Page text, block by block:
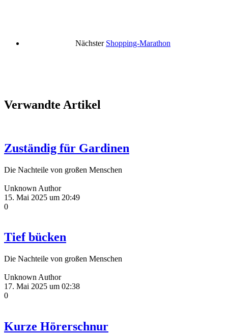
Nächster Shopping-Marathon
Verwandte Artikel
Zuständig für Gardinen
Die Nachteile von großen Menschen
Unknown Author
15. Mai 2025 um 20:49
0
Tief bücken
Die Nachteile von großen Menschen
Unknown Author
17. Mai 2025 um 02:38
0
Kurze Hörerschnur